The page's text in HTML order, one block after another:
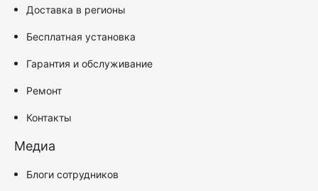
Доставка в регионы
Бесплатная установка
Гарантия и обслуживание
Ремонт
Контакты
Медиа
Блоги сотрудников